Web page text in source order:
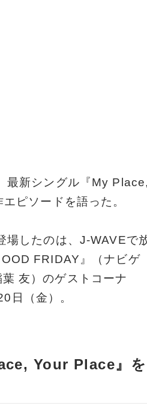
最新シングル『My
ピソードを語った。
場したのは、J-WAVEで
FRIDAY』（ナビゲ
友）のゲストコーナ
日（金）。
Your Place』を